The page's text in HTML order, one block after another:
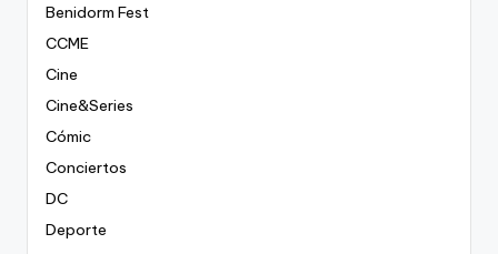
Benidorm Fest
CCME
Cine
Cine&Series
Cómic
Conciertos
DC
Deporte